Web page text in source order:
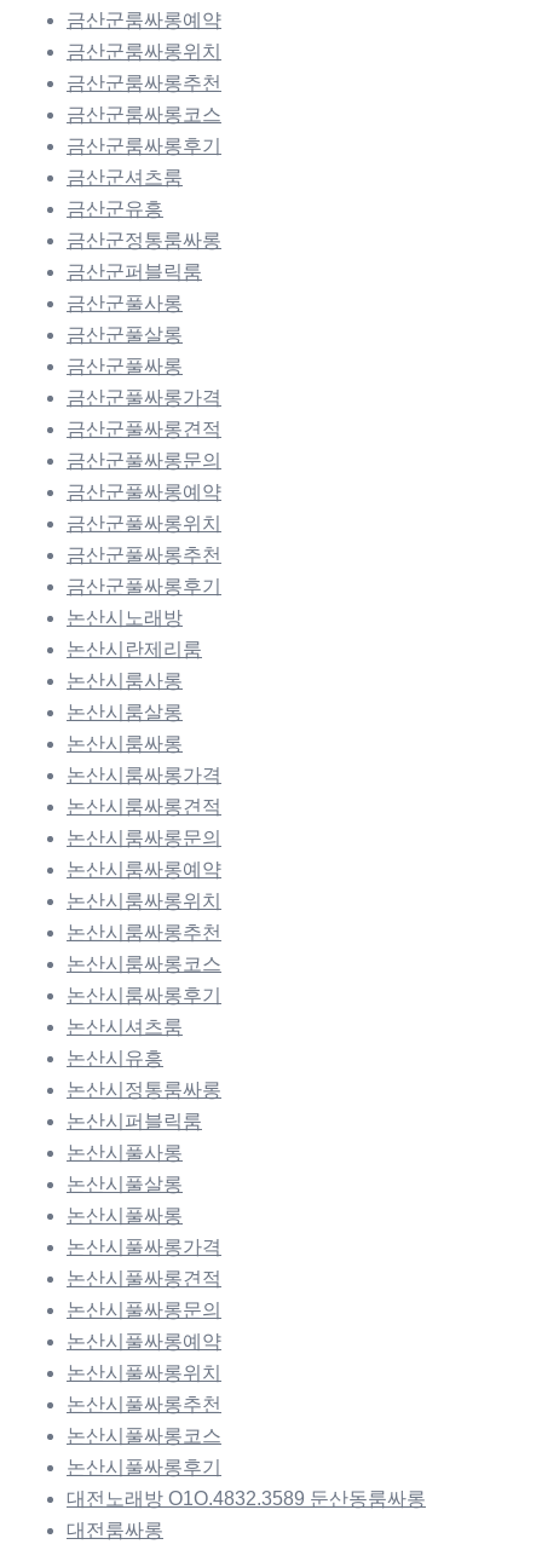
금산군룸싸롱예약
금산군룸싸롱위치
금산군룸싸롱추천
금산군룸싸롱코스
금산군룸싸롱후기
금산군셔츠룸
금산군유흥
금산군정통룸싸롱
금산군퍼블릭룸
금산군풀사롱
금산군풀살롱
금산군풀싸롱
금산군풀싸롱가격
금산군풀싸롱견적
금산군풀싸롱문의
금산군풀싸롱예약
금산군풀싸롱위치
금산군풀싸롱추천
금산군풀싸롱후기
논산시노래방
논산시란제리룸
논산시룸사롱
논산시룸살롱
논산시룸싸롱
논산시룸싸롱가격
논산시룸싸롱견적
논산시룸싸롱문의
논산시룸싸롱예약
논산시룸싸롱위치
논산시룸싸롱추천
논산시룸싸롱코스
논산시룸싸롱후기
논산시셔츠룸
논산시유흥
논산시정통룸싸롱
논산시퍼블릭룸
논산시풀사롱
논산시풀살롱
논산시풀싸롱
논산시풀싸롱가격
논산시풀싸롱견적
논산시풀싸롱문의
논산시풀싸롱예약
논산시풀싸롱위치
논산시풀싸롱추천
논산시풀싸롱코스
논산시풀싸롱후기
대전노래방 O1O.4832.3589 둔산동룸싸롱
대전룸싸롱